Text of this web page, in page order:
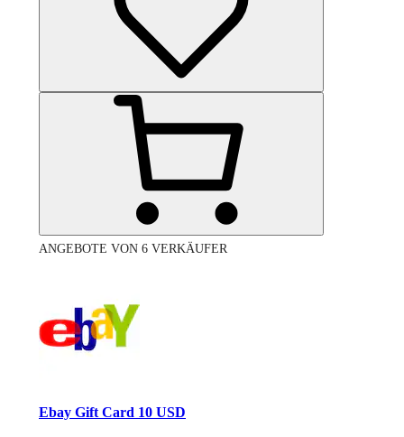
ANGEBOTE VON 6 VERKÄUFER
Ebay Gift Card 10 USD